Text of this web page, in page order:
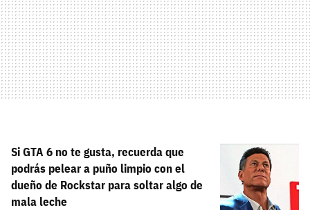
Si GTA 6 no te gusta, recuerda que
podrás pelear a puño limpio con el
dueño de Rockstar para soltar algo de
mala leche